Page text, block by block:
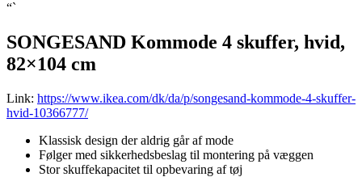
“`
SONGESAND Kommode 4 skuffer, hvid,
82×104 cm
Link: https://www.ikea.com/dk/da/p/songesand-kommode-4-skuffer-
hvid-10366777/
Klassisk design der aldrig går af mode
Følger med sikkerhedsbeslag til montering på væggen
Stor skuffekapacitet til opbevaring af tøj